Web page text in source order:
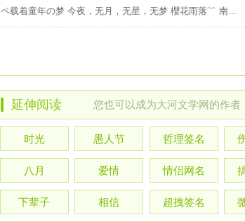
ペ载着童年の梦 今夜，无月，无星，无梦 櫻花雨落﹌ 南...
延伸阅读 您也可以 成为大河文学网的作者
时光 愚人节 哲理签名
八月 爱情 情侣网名
下辈子 相信 超拽签名